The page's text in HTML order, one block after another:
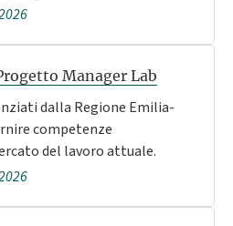
Manager Lab
dalla Regione Emilia-
competenze
del lavoro attuale.